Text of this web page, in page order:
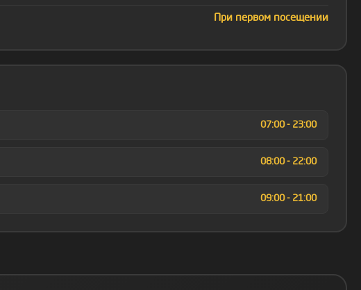
При первом посещении
07:00 - 23:00
08:00 - 22:00
09:00 - 21:00